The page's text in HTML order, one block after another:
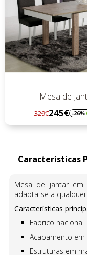
Mesa de
Regular
preço
329€245€
Preço -26%
Características
Mesa de jantar
adapta-se a
Características
Fabrico nacional
Acabamento
Estruturas em